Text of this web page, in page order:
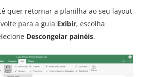
quer retornar a planilha ao seu layout
para a guia Exibir, escolha
Descongelar painéis.